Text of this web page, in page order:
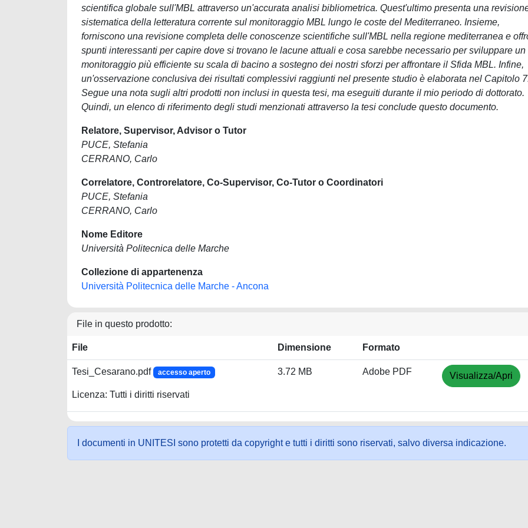
scientifica globale sull'MBL attraverso un'accurata analisi bibliometrica. Quest'ultimo presenta una
sistematica della letteratura corrente sul monitoraggio MBL lungo le coste del Mediterraneo. Insieme,
forniscono una revisione completa delle conoscenze scientifiche sull'MBL nella regione mediterranea e
spunti interessanti per capire dove si trovano le lacune attuali e cosa sarebbe necessario per sviluppare un
monitoraggio più efficiente su scala di bacino a sostegno dei nostri sforzi per affrontare il Sfida MBL. Infine,
un'osservazione conclusiva dei risultati complessivi raggiunti nel presente studio è elaborata nel Capitolo
Segue una nota sugli altri prodotti non inclusi in questa tesi, ma eseguiti durante il mio periodo di dottorato.
Quindi, un elenco di riferimento degli studi menzionati attraverso la tesi conclude questo documento.
Relatore, Supervisor, Advisor o Tutor
PUCE, Stefania
CERRANO, Carlo
Correlatore, Controrelatore, Co-Supervisor, Co-Tutor o Coordinatori
PUCE, Stefania
CERRANO, Carlo
Nome Editore
Università Politecnica delle Marche
Collezione di appartenenza
Università Politecnica delle Marche - Ancona
File in questo prodotto:
File Dimensione Formato
Tesi_Cesarano.pdf accesso aperto
Licenza: Tutti i diritti riservati
3.72 MB Adobe PDF Visualizza/Apri
I documenti in UNITESI sono protetti da copyright e tutti i diritti sono riservati, salvo diversa indicazione.